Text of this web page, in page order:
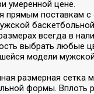
умеренной цене.
прямым поставкам с
всегда в
выбрать любые
модели
размерная сетка
формы. Вплоть